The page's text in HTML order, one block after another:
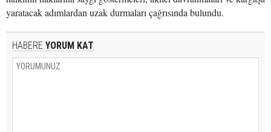
yaratacak adımlardan uzak durmaları çağrısında bulundu.
HABERE YORUM KAT